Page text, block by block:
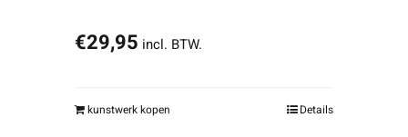
€29,95 incl. BTW.
kunstwerk kopen Details